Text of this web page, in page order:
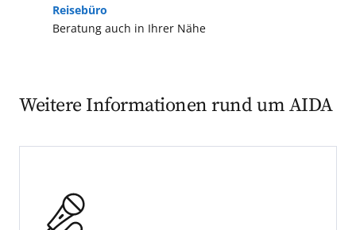
Beratung auch in Ihrer Nähe
Reisebüro
Weitere Informationen rund um AIDA